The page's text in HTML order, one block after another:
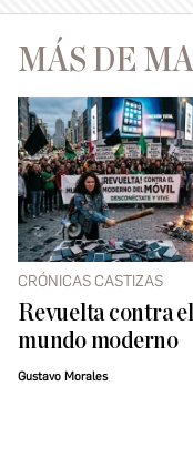
MÁS DE
CRÓNICAS CASTIZAS
Revuelta contra el
mundo moderno
Gustavo Morales